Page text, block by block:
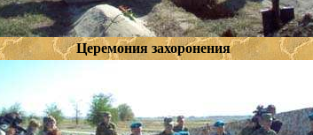
Церемония захоронения